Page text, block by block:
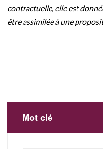
contractuelle, elle est
être assimilée à une
Mot clé